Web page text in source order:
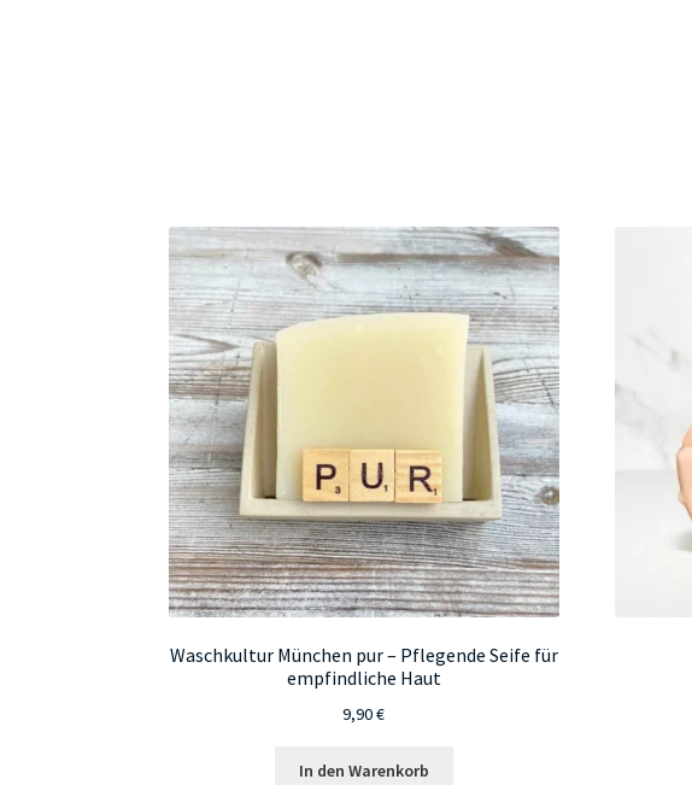
Waschkultur München pur – Pflegende Seife für
empfindliche Haut
9,90€
In den Warenkorb